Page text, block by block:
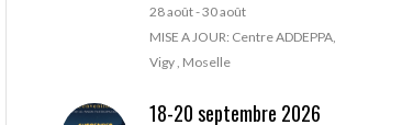
28 août-30 août
MISE A JOUR: Centre ADDEPPA,
Vigy , Moselle
18-20 septembre 2026